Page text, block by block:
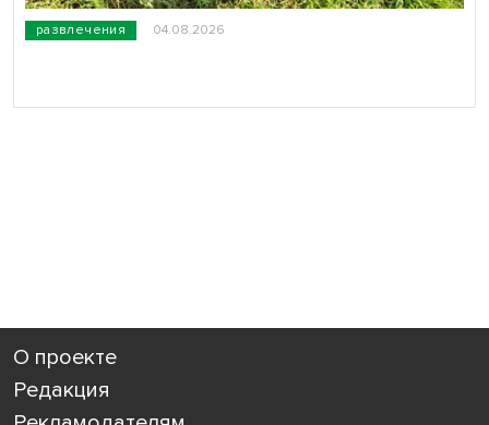
развлечения 04.08.2026
О проекте
Редакция